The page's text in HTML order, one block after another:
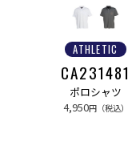
ATHLETIC
CA231481
ポロシャツ
4,950円（税込）